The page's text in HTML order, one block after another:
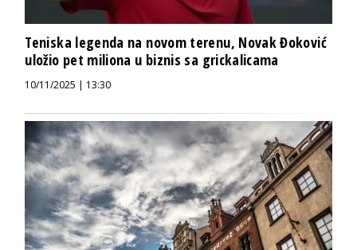
Teniska legenda na novom terenu, Novak Đoković
uložio pet miliona u biznis sa grickalicama
10/11/2025 | 13:30